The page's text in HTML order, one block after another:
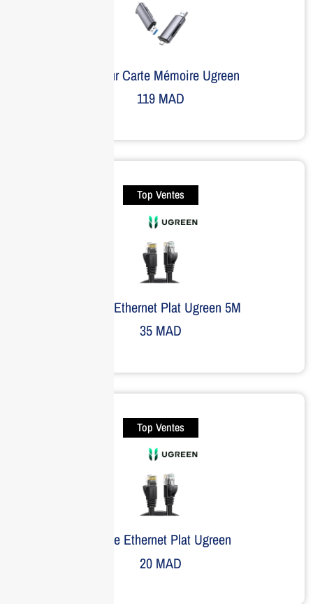
Lecteur Carte Mémoire Ugreen
119MAD
Top Ventes
Câble Ethernet Plat Ugreen 5M
35MAD
Top Ventes
Câble Ethernet Plat Ugreen
20MAD